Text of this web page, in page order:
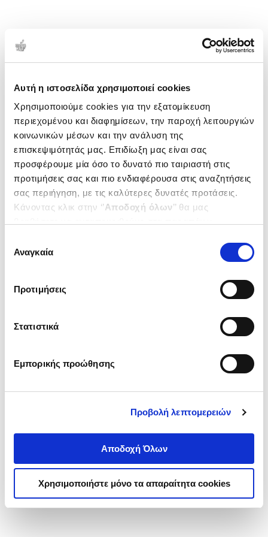
Αυτή η ιστοσελίδα χρησιμοποιεί cookies
Χρησιμοποιούμε cookies για την εξατομίκευση
περιεχομένου και διαφημίσεων, την παροχή λειτουργιών
κοινωνικών μέσων και την ανάλυση της
επισκεψιμότητάς μας. Επιδίωξη μας είναι σας
προσφέρουμε μία όσο το δυνατό πιο ταιριαστή στις
προτιμήσεις σας και πιο ενδιαφέρουσα στις αναζητήσεις
σας περιήγηση, με τις καλύτερες δυνατές προτάσεις.
Κάνοντας κλικ στην ‘’Αποδοχή όλων’’ θα μας
ενδιαφέρουν και να επιλέξετε από τα παρακάτω με την
΄΄και να ενημερωθείτε σχετικά με
συγκατάθεσης
Αναγκαία
Προτιμήσεις
Στατιστικά
Εμπορικής προώθησης
Προβολή λεπτομερειών
Αποδοχή Όλων
Χρησιμοποιήστε μόνο τα απαραίτητα cookies